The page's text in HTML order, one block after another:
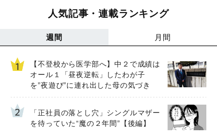
人気記事・連載ランキング
週間 月間
【不登校から医学部へ】中２で成績は
オール１「昼夜逆転」したわが子
を”夜遊び”に連れ出した母の気づき
「正社員の落とし穴」シングルマザー
を待っていた“魔の２年間”【後編】